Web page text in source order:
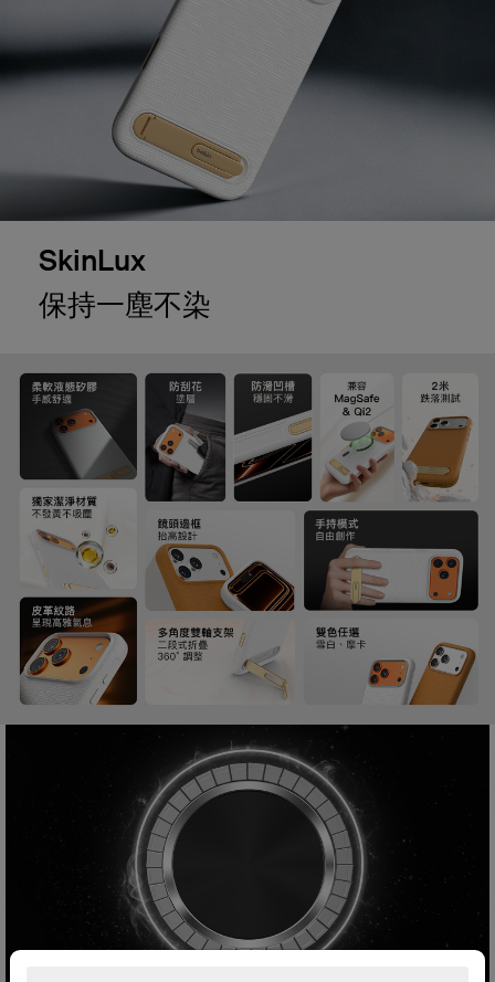
SkinLux
保持一塵不染